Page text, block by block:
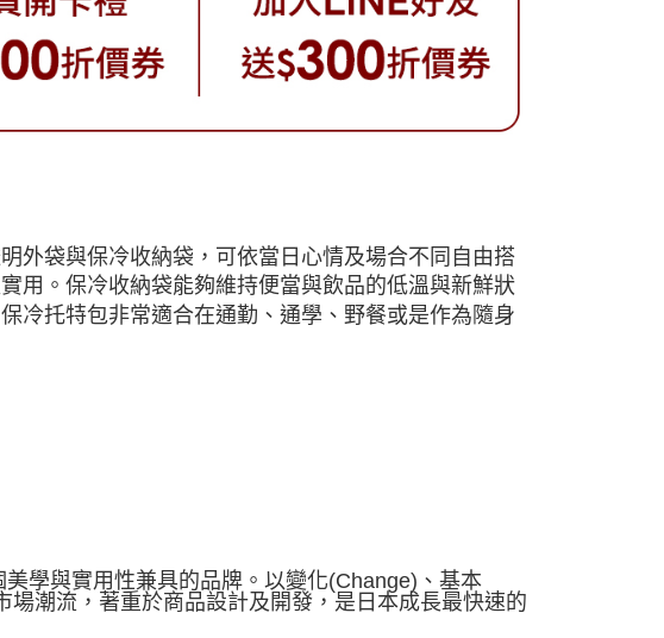
外袋與保冷收納袋，可依當日心情及場合不同自由搭
用。保冷收納袋能夠維持便當與飲品的低溫與新鮮狀
冷托特包非常適合在通勤、通學、野餐或是作為隨身
學與實用性兼具的品牌。以變化(Change)、基本
潮流，著重於商品設計及開發，是日本成長最快速的